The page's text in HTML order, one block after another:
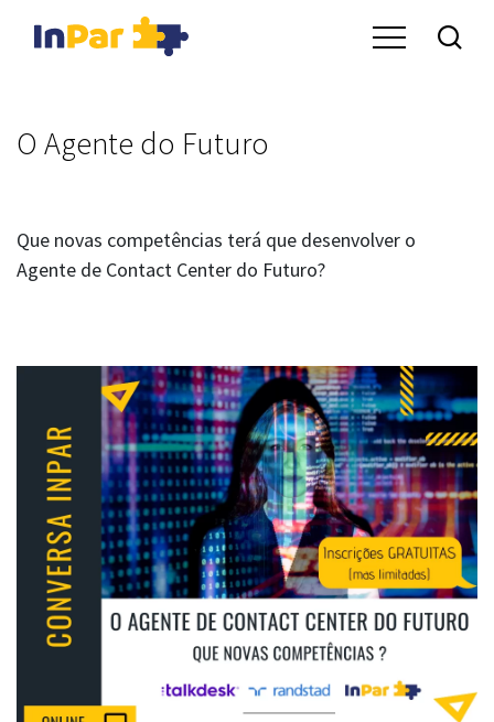
O Agente do Futuro
Que novas competências terá que desenvolver o
Agente de Contact Center do Futuro?